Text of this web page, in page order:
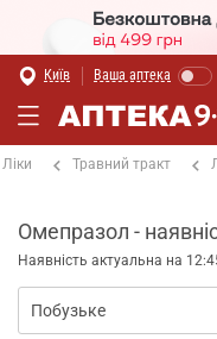
Київ Ваша аптека
Ліки Травний тракт
Омепразол -
Наявність актуальна на